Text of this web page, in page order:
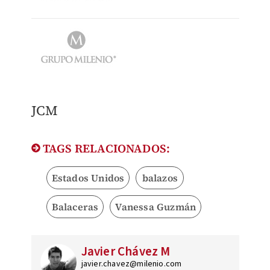
JCM
TAGS RELACIONADOS:
Estados Unidos balazos
Balaceras Vanessa Guzmán
Javier Chávez M
javier.chavez@milenio.com